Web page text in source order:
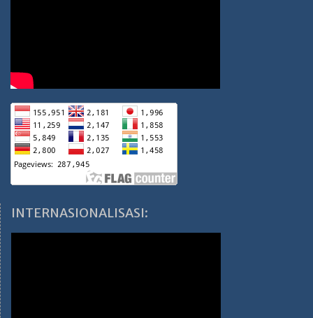
INTERNASIONALISASI: